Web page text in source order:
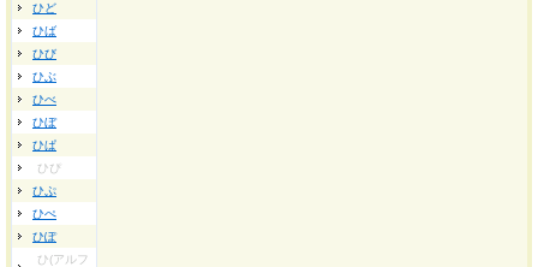
ひど
ひば
ひび
ひぶ
ひべ
ひぼ
ひぱ
ひぴ
ひぷ
ひぺ
ひぽ
ひ(アルフ